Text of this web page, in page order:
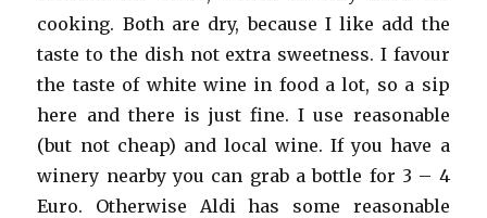
cooking. Both are dry, because I like add the
taste to the dish not extra sweetness. I favour
the taste of white wine in food a lot, so a sip
here and there is just fine. I use reasonable
(but not cheap) and local wine. If you have a
winery nearby you can grab a bottle for 3 – 4
Euro. Otherwise Aldi has some reasonable